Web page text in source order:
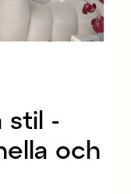
stil -
och